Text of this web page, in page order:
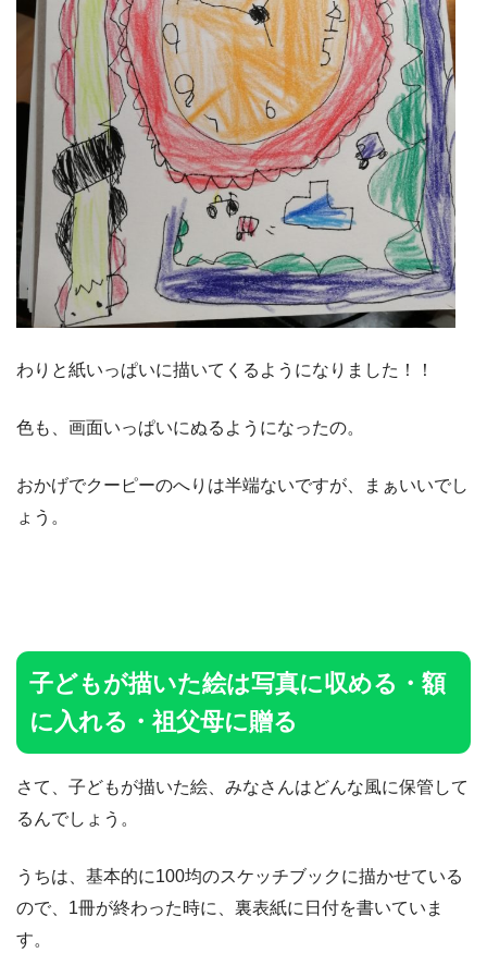
わりと紙いっぱいに描いてくるようになりました！！
色も、画面いっぱいにぬるようになったの。
おかげでクーピーのへりは半端ないですが、まぁいいでし
ょう。
子どもが描いた絵は写真に収める・額
に入れる・祖父母に贈る
さて、子どもが描いた絵、みなさんはどんな風に保管して
るんでしょう。
うちは、基本的に100均のスケッチブックに描かせている
ので、1冊が終わった時に、裏表紙に日付を書いていま
す。